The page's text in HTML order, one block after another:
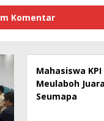
Mahasiswa KPI
Meulaboh
Seumapa